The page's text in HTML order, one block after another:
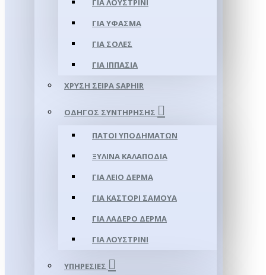
ΓΙΑ ΛΟΥΣΤΡΊΝΙ
ΓΙΑ ΥΦΑΣΜΑ
ΓΙΑ ΣΌΛΕΣ
ΓΙΑ ΙΠΠΑΣΊΑ
ΧΡΥΣΉ ΣΕΙΡΆ SAPHIR
ΟΔΗΓΌΣ ΣΥΝΤΉΡΗΣΗΣ
ΠΆΤΟΙ ΥΠΟΔΗΜΆΤΩΝ
ΞΎΛΙΝΑ ΚΑΛΑΠΌΔΙΑ
ΓΙΑ ΛΕΊΟ ΔΈΡΜΑ
ΓΙΑ ΚΑΣΤΌΡΙ ΣΑΜΟΎΑ
ΓΙΑ ΛΑΔΕΡΌ ΔΈΡΜΑ
ΓΙΑ ΛΟΥΣΤΡΊΝΙ
ΥΠΗΡΕΣΊΕΣ